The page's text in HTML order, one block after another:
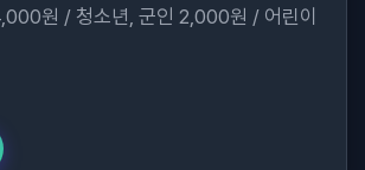
원 / 청소년, 군인 2,000원 / 어린이